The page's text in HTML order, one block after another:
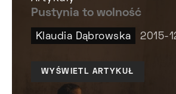
Pustynia to wolność
Klaudia Dąbrowska 2015-
WYŚWIETL ARTYKUŁ